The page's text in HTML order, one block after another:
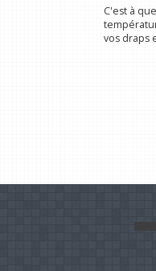
C'est à
vos draps